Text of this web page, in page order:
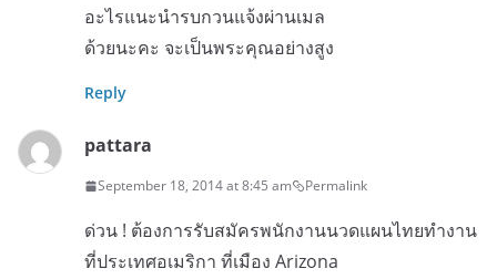
อะไร​แนะนำรบกวนแจ้งผ่านเมล
ด้วยนะคะ จะ​เป็น​พระคุณอย่างสูง
Reply
pattara
September 18, 2014 at 8:45 am Permalink
ด่วน ! ต้องการรับสมัครพนักงานนวดแผนไทยทำงาน
ที่ประเทศอเมริกา ที่เมือง Arizona